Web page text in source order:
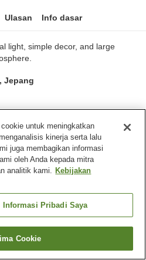
Ulasan Info dasar
light, simple decor, and large
Jepang
Mesin penjual otomatis
Pengiriman ke rumah
Kota Namie
kamar
untuk meningkatkan
kinerja serta lalu
juga membagikan informasi
oleh Anda kepada mitra
analitik kami. Kebijakan
Informasi Pribadi Saya
Cookie